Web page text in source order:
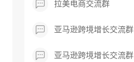
拉美电商交流群
亚马逊跨境增长交流群
亚马逊跨境增长交流群